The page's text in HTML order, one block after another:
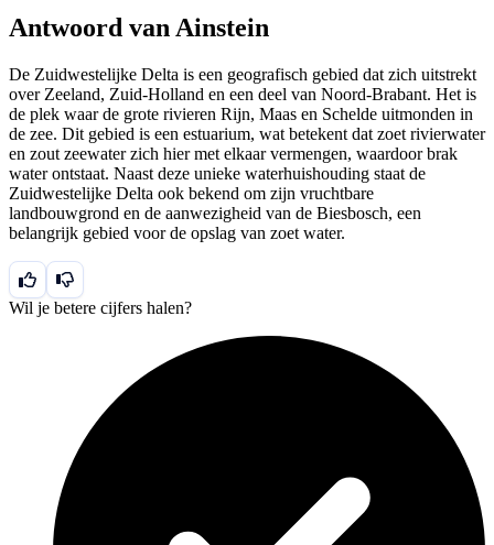
Antwoord van Ainstein
De Zuidwestelijke Delta is een geografisch gebied dat zich uitstrekt
over Zeeland, Zuid-Holland en een deel van Noord-Brabant. Het is
de plek waar de grote rivieren Rijn, Maas en Schelde uitmonden in
de zee. Dit gebied is een estuarium, wat betekent dat zoet rivierwater
en zout zeewater zich hier met elkaar vermengen, waardoor brak
water ontstaat. Naast deze unieke waterhuishouding staat de
Zuidwestelijke Delta ook bekend om zijn vruchtbare
landbouwgrond en de aanwezigheid van de Biesbosch, een
belangrijk gebied voor de opslag van zoet water.
Wil je betere cijfers halen?